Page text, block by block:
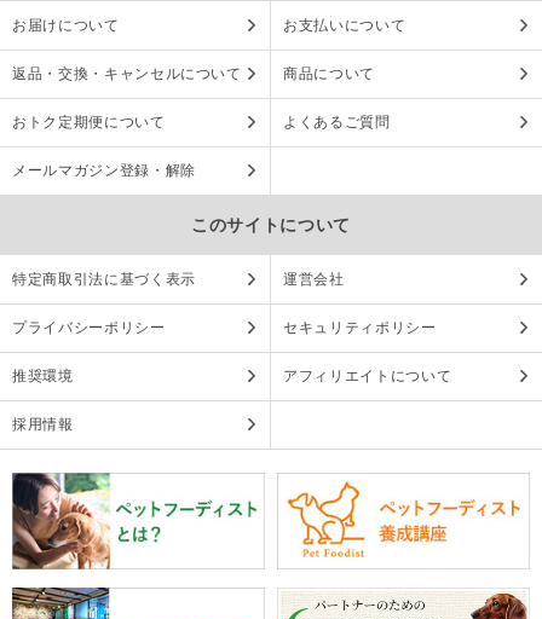
お届けについて お支払いについて
返品・交換・キャンセルについて 商品について
おトク定期便について よくあるご質問
メールマガジン登録・解除
このサイトについて
特定商取引法に基づく表示 運営会社
プライバシーポリシー セキュリティポリシー
推奨環境 アフィリエイトについて
採用情報